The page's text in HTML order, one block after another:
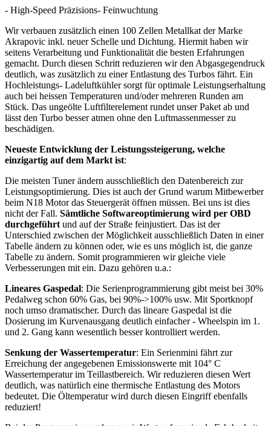
- High-Speed Präzisions- Feinwuchtung
Wir verbauen zusätzlich einen 100 Zellen Metallkat der Marke
Akrapovic inkl. neuer Schelle und Dichtung. Hiermit haben wir
seitens Verarbeitung und Funktionalität die besten Erfahrungen
gemacht. Durch diesen Schritt reduzieren wir den Abgasgegendruck
deutlich, was zusätzlich zu einer Entlastung des Turbos fährt. Ein
Hochleistungs- Ladeluftkühler sorgt für optimale Leistungserhaltung
auch bei heissen Temperaturen und/oder mehreren Runden am
Stück. Das ungeölte Luftfilterelement rundet unser Paket ab und
lässt den Turbo besser atmen ohne den Luftmassenmesser zu
beschädigen.
Neueste Entwicklung der Leistungssteigerung, welche
einzigartig auf dem Markt ist:
Die meisten Tuner ändern ausschließlich den Datenbereich zur
Leistungsoptimierung. Dies ist auch der Grund warum Mitbewerber
beim N18 Motor das Steuergerät öffnen müssen. Bei uns ist dies
nicht der Fall. Sämtliche Softwareoptimierung wird per OBD
durchgeführt und auf der Straße feinjustiert. Das ist der
Unterschied zwischen der Möglichkeit ausschließlich Daten in einer
Tabelle ändern zu können oder, wie es uns möglich ist, die ganze
Tabelle zu ändern. Somit programmieren wir gleiche viele
Verbesserungen mit ein. Dazu gehören u.a.:
Lineares Gaspedal: Die Serienprogrammierung gibt meist bei 30%
Pedalweg schon 60% Gas, bei 90%->100% usw. Mit Sportknopf
noch umso dramatischer. Durch das lineare Gaspedal ist die
Dosierung im Kurvenausgang deutlich einfacher - Wheelspin im 1.
und 2. Gang kann wesentlich besser kontrolliert werden.
Senkung der Wassertemperatur: Ein Serienmini fährt zur
Erreichung der angegebenen Emissionswerte mit 104° C
Wassertemperatur im Teillastbereich. Wir reduzieren diesen Wert
deutlich, was natürlich eine thermische Entlastung des Motors
bedeutet. Die Öltemperatur wird durch diesen Eingriff ebenfalls
reduziert!